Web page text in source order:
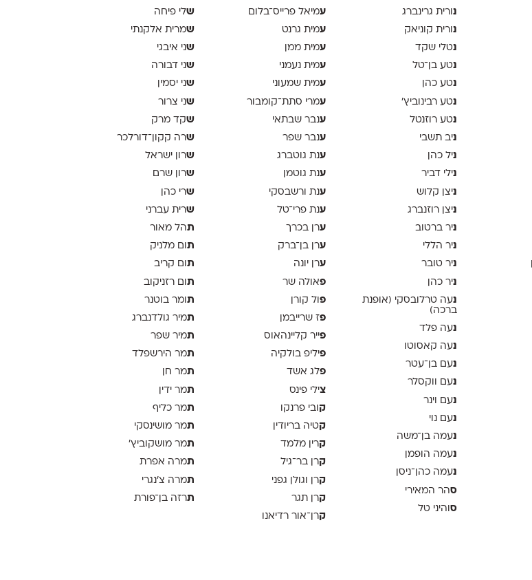
נ ורית גרינברג
נ ורית קוניאק
נטלי שקד
נטע בן־טל
נטע כהן
נטע רבינוביץ׳
נטע רוזנטל
ניב תשבי
ניל כהן
נילי דביר
ניצן קלוש
ניצן רוזנברג
ניר ברטוב
ניר הללי
ניר טובר
ניר כהן
נעה טרלובסקי (אופנת
ברכה)
נעה פלד
נעה קאסוטו
נעם בן־עטר
נעם ווקסלר
נעם וינר
נעם נוי
נעמה בן־משה
נעמה הופמן
נעמה כהן־ניסן
סהר המאירי
ס והיני טל
עמיאל פרייס־בלום
עמית גרנט
עמית ממן
עמית נעמני
עמית שמעוני
עמרי סתת־קומבור
ענבר שבתאי
ענבר שפר
ענת גוטברג
ענת גוטמן
ענת ורשבסקי
ענת פרי־טל
ערן בכרך
ערן בן־ברק
ערן יונה
פאולה שר
פ ול קורן
פז שרייבמן
פייר קליינהאוס
פיליפ בולקיה
פלג אשד
צילי פינס
ק ובי פרנקו
קטיה בריודין
קרין מלמד
קרן בר־גיל
קרן וגולן גפני
קרן תגר
קרן־אור רדיאנו
שלי פיחה
שמרית אלקנתי
שני איבגי
שני דבורה
שני יסמין
שני צרור
שקד מרק
שרה קקון־דורלכר
שרון ישראל
שרון שרם
שרי כהן
שרית עברני
תהל מאור
תום מלניק
תום קריב
תום רזניקוב
תומר בוטנר
תמיר גולדנברג
תמיר שפר
תמר הירשפלד
תמר חן
תמר ידין
תמר כליף
תמר מושינסקי
תמר מושקוביץ'
תמרה אפרת
תמרה צ׳נגרי
תרזה בן־פורת